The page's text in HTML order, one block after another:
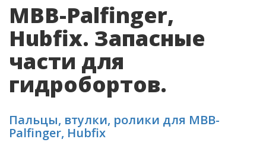
MBB-Palfinger,
Hubfix. Запасные
части для
гидробортов.
Пальцы, втулки, ролики для MBB-
Palfinger, Hubfix